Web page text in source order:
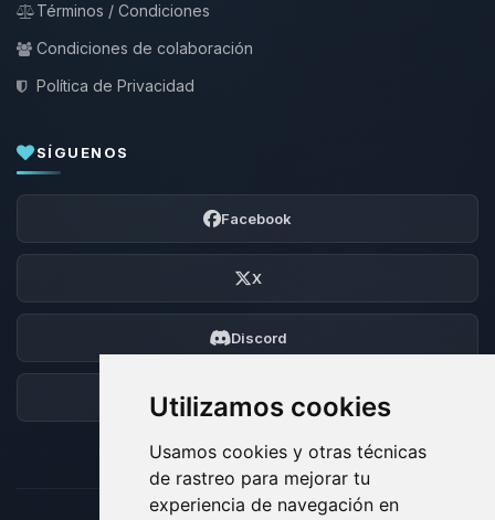
Utilizamos cookies
Usamos cookies y otras técnicas
de rastreo para mejorar tu
experiencia de navegación en
Términos / Condiciones
Condiciones de colaboración
Política de Privacidad
SÍGUENOS
Facebook
X
Discord
Foro